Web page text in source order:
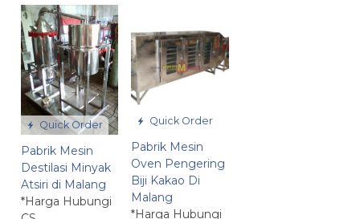
Quick Order
Pabrik Mesin
Destilasi Minyak
Atsiri di Malang
*Harga Hubungi
Quick Order
Pabrik Mesin
Oven Pengering
Biji Kakao Di
Malang
*Harga Hubungi